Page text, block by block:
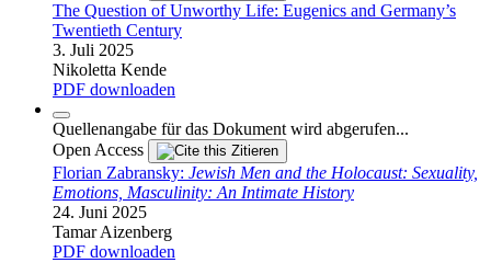
The Question of Unworthy Life: Eugenics and Germany’s
Twentieth Century
3. Juli 2025
Nikoletta Kende
PDF downloaden
Quellenangabe für das Dokument wird abgerufen...
Open Access
Zitieren
Florian Zabransky: Jewish Men and the Holocaust: Sexuality,
Emotions, Masculinity: An Intimate History
24. Juni 2025
Tamar Aizenberg
PDF downloaden